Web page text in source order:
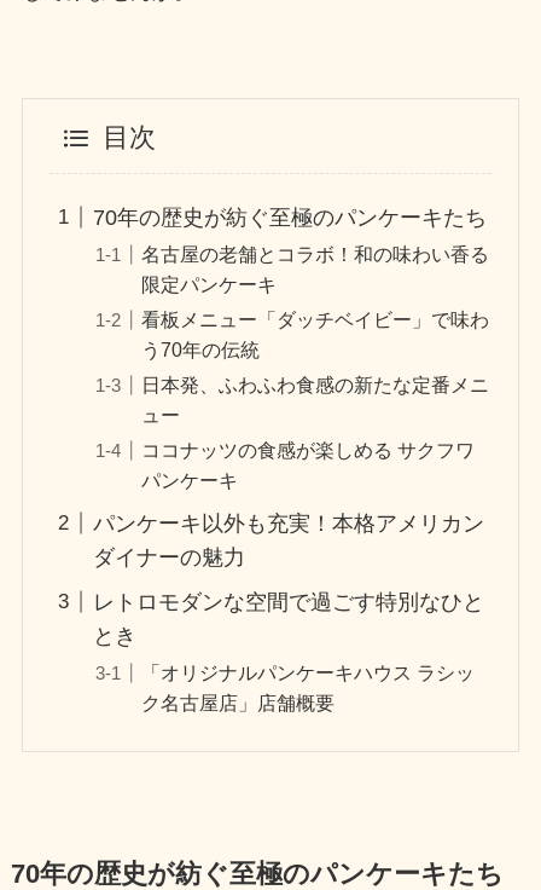
目次
70年の歴史が紡ぐ至極のパンケーキたち
名古屋の老舗とコラボ！和の味わい香る
限定パンケーキ
看板メニュー「ダッチベイビー」で味わ
う70年の伝統
日本発、ふわふわ食感の新たな定番メニ
ュー
ココナッツの食感が楽しめる サクフワ
パンケーキ
パンケーキ以外も充実！本格アメリカン
ダイナーの魅力
レトロモダンな空間で過ごす特別なひと
とき
「オリジナルパンケーキハウス ラシッ
ク名古屋店」店舗概要
70年の歴史が紡ぐ至極のパンケーキたち